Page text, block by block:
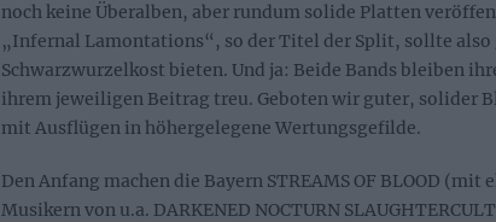
noch keine Überalben, aber rundum solide Platten
„Infernal Lamontations“, so der Titel der Split, sollte also
Schwarzwurzelkost bieten. Und ja: Beide Bands bleiben
ihrem jeweiligen Beitrag treu. Geboten wir guter, solider
mit Ausflügen in höhergelegene Wertungsgefilde.
Den Anfang machen die Bayern STREAMS OF BLOOD (mit
Musikern von u.a. DARKENED NOCTURN